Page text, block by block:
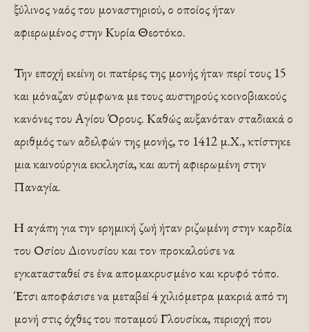
ξύλινος ναός του μοναστηριού, ο οποίος ήταν
αφιερωμένος στην Κυρία Θεοτόκο.
Την εποχή εκείνη οι πατέρες της μονής ήταν περί τους 15
και μόναζαν σύμφωνα με τους αυστηρούς κοινοβιακούς
κανόνες του Αγίου Όρους. Καθώς αυξανόταν σταδιακά ο
αριθμός των αδελφών της μονής, το 1412 μ.Χ., κτίστηκε
μια καινούργια εκκλησία, και αυτή αφιερωμένη στην
Παναγία.
Η αγάπη για την ερημική ζωή ήταν ριζωμένη στην καρδία
του Οσίου Διονυσίου και τον προκαλούσε να
εγκατασταθεί σε ένα απομακρυσμένο και κρυφό τόπο.
Έτσι αποφάσισε να μεταβεί 4 χιλιόμετρα μακριά από τη
μονή στις όχθες του ποταμού Γλουσίκα, περιοχή που